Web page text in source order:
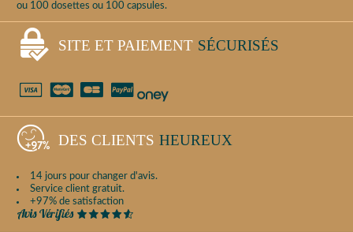
ou 100 dosettes ou 100 capsules.
SITE ET PAIEMENT SÉCURISÉS
DES CLIENTS HEUREUX
14 jours pour changer d'avis.
Service client gratuit.
+97% de satisfaction